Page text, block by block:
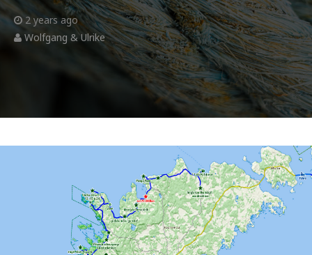
2 years ago
Wolfgang & Ulrike